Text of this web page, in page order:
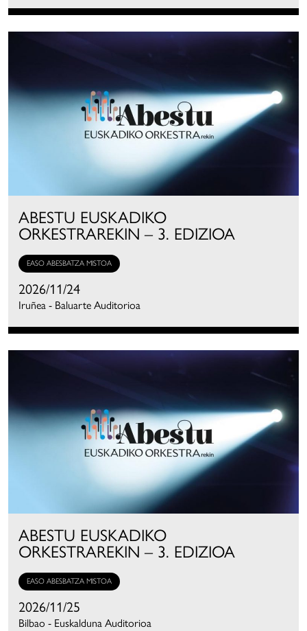
ABESTU EUSKADIKO
ORKESTRAREKIN – 3. EDIZIOA
EASO ABESBATZA MISTOA
2026/11/24
Iruñea - Baluarte Auditorioa
ABESTU EUSKADIKO
ORKESTRAREKIN – 3. EDIZIOA
EASO ABESBATZA MISTOA
2026/11/25
Bilbao - Euskalduna Auditorioa